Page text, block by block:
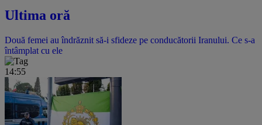
Ultima oră
Două femei au îndrăznit să-i sfideze pe conducătorii Iranului. Ce s-a
întâmplat cu ele
14:55